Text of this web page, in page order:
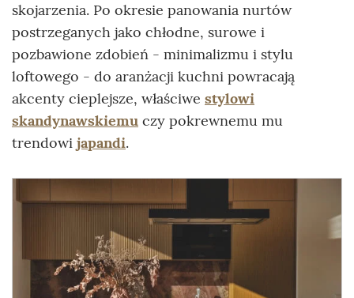
skojarzenia. Po okresie panowania nurtów
postrzeganych jako chłodne, surowe i
pozbawione zdobień - minimalizmu i stylu
loftowego - do aranżacji kuchni powracają
akcenty cieplejsze, właściwe stylowi
skandynawskiemu czy pokrewnemu mu
trendowi japandi.